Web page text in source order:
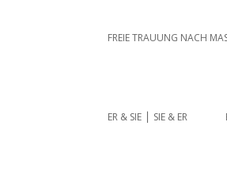
Leidenschaft
FREIE TRAUUNG NACH
ER & SIE ⎪ SIE & ER